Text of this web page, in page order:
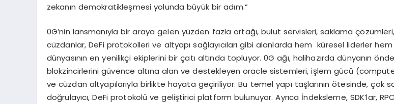
zekanın demokratikleşmesi yolunda büyük bir adım.”
0G’nin lansmanıyla bir araya gelen yüzden fazla ortağı, bulut servisleri, saklama
cüzdanlar, DeFi protokolleri ve altyapı sağlayıcıları gibi alanlarda hem küresel liderler
dünyasının en yenilikçi ekiplerini bir çatı altında topluyor. 0G ağı, halihazırda dünyanın
blokzincirlerini güvence altına alan ve destekleyen oracle sistemleri, işlem gücü (compute)
ve cüzdan altyapılarıyla birlikte hayata geçiriliyor. Bu temel yapı taşlarının ötesinde, çok
doğrulayıcı, DeFi protokolü ve geliştirici platform bulunuyor. Ayrıca İndeksleme, SDK’lar,